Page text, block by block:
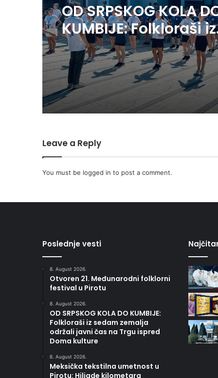
OD SRPSKOG KOLA
KUMBIJE: Folkloraši iz
sedam zemalja
javni čas na Trgu
Doma kulture
Leave a Reply
You must be logged in to post a comment.
Poslednje vesti
8. August 2026.
Otvoren 21. Međunarodni folklorni
festival u Pirotu
8. August 2026.
OD SRPSKOG KOLA DO KUMBIJE:
Folkloraši iz sedam zemalja
održali javni čas na Trgu ispred
Doma kulture
8. August 2026.
Meksička tekstilna umetnost u
Pirotu: Hiljade kilometara